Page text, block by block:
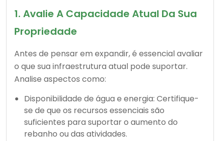
1. Avalie A Capacidade Atual Da Sua
Propriedade
Antes de pensar em expandir, é essencial avaliar
o que sua infraestrutura atual pode suportar.
Analise aspectos como:
Disponibilidade de água e energia: Certifique-
se de que os recursos essenciais são
suficientes para suportar o aumento do
rebanho ou das atividades.